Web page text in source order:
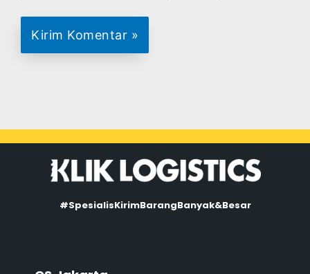
#SpesialisKirimBarangBanyak&Besar